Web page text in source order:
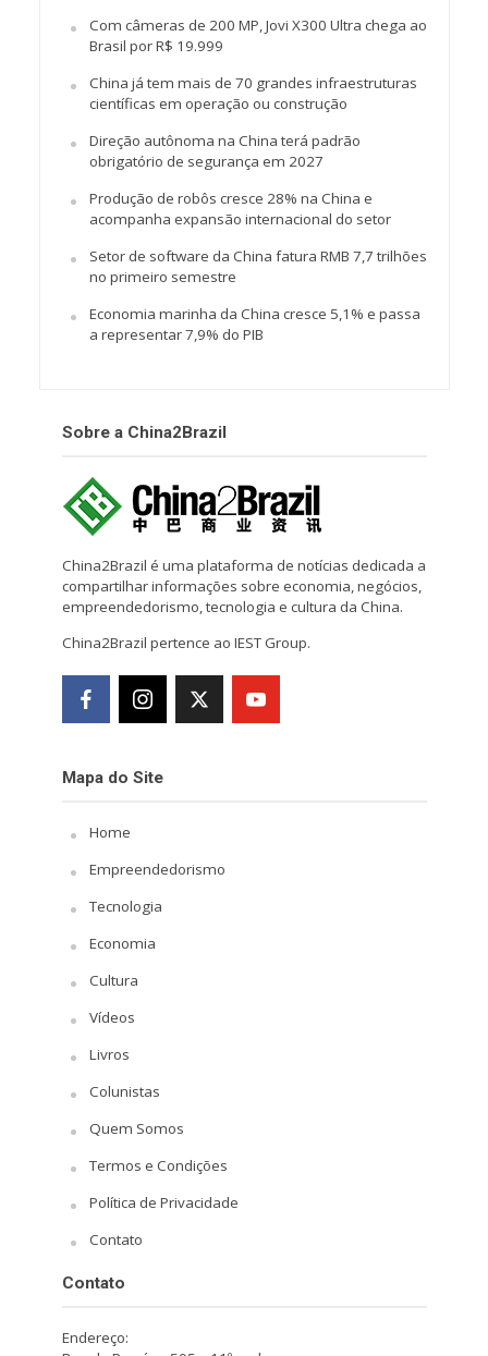
Com câmeras de 200 MP, Jovi X300 Ultra chega ao
Brasil por R$ 19.999
China já tem mais de 70 grandes infraestruturas
científicas em operação ou construção
Direção autônoma na China terá padrão
obrigatório de segurança em 2027
Produção de robôs cresce 28% na China e
acompanha expansão internacional do setor
Setor de software da China fatura RMB 7,7 trilhões
no primeiro semestre
Economia marinha da China cresce 5,1% e passa
a representar 7,9% do PIB
Sobre a China2Brazil
China2Brazil é uma plataforma de notícias dedicada a
compartilhar informações sobre economia, negócios,
empreendedorismo, tecnologia e cultura da China.
China2Brazil pertence ao IEST Group.
Mapa do Site
Home
Empreendedorismo
Tecnologia
Economia
Cultura
Vídeos
Livros
Colunistas
Quem Somos
Termos e Condições
Política de Privacidade
Contato
Contato
Endereço: